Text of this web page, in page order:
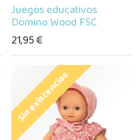
Juegos educativos
Domino Wood FSC
21,95€
Sin existencias